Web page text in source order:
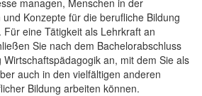
Konzepte für die berufliche Bildung
eine Tätigkeit als Lehrkraft an
Sie nach dem Bachelorabschluss
an, mit dem Sie als
auch in den vielfältigen anderen
Bildung arbeiten können.